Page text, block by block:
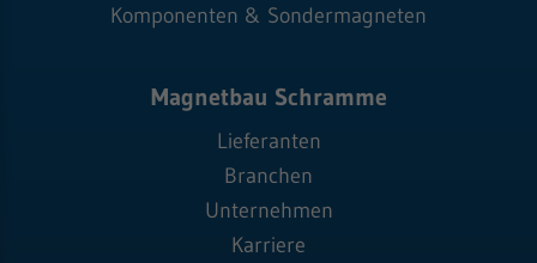
Komponenten & Sondermagneten
Magnetbau Schramme
Lieferanten
Branchen
Unternehmen
Karriere